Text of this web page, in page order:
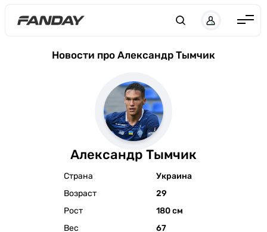
Новости про Aлександр Тымчик
Aлександр Тымчик
Страна
Украина
Возраст
29
Рост
180 см
Вес
67